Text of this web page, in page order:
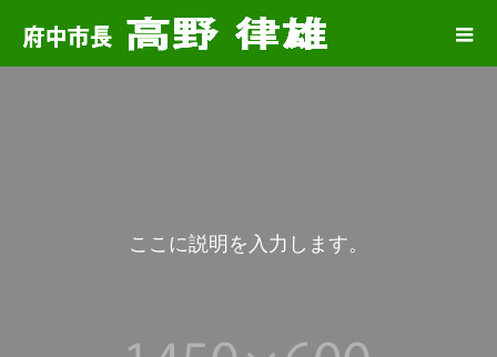
こ こ に説明 を 入 力 し ま す。